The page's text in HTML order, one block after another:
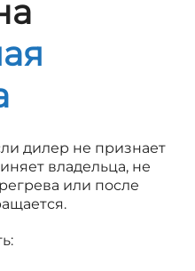
дилер не признает
владельца, не
или после